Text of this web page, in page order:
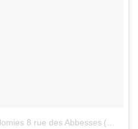
Une publication partagée par Homies 8 rue des Abbesses (@homiesparishop)